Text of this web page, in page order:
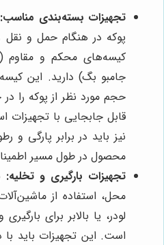
تجهیزات بسته‌بندی مناسب:
پوکه در هنگام حمل و نقل
کیسه‌های محکم و مقاوم
جامبو بگ) دارید. این
حجم مورد نظر از پوکه را
قابل جابجایی با تجهیزات
نیز باید در برابر پارگی و
محصول در طول مسیر
تجهیزات بارگیری و تخلیه:
محل، استفاده از
لودر، یا بالابر برای
است. این تجهیزات باید